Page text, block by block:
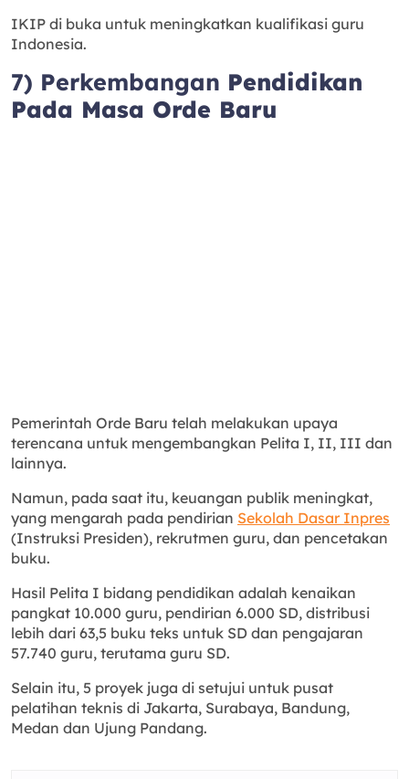
IKIP di buka untuk meningkatkan kualifikasi guru
Indonesia.
7) Perkembangan Pendidikan
Pada Masa Orde Baru
Pemerintah Orde Baru telah melakukan upaya
terencana untuk mengembangkan Pelita I, II, III dan
lainnya.
Namun, pada saat itu, keuangan publik meningkat,
yang mengarah pada pendirian Sekolah Dasar Inpres
(Instruksi Presiden), rekrutmen guru, dan pencetakan
buku.
Hasil Pelita I bidang pendidikan adalah kenaikan
pangkat 10.000 guru, pendirian 6.000 SD, distribusi
lebih dari 63,5 buku teks untuk SD dan pengajaran
57.740 guru, terutama guru SD.
Selain itu, 5 proyek juga di setujui untuk pusat
pelatihan teknis di Jakarta, Surabaya, Bandung,
Medan dan Ujung Pandang.